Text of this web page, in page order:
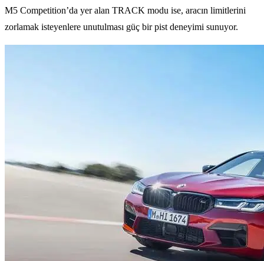
M5 Competition’da yer alan TRACK modu ise, aracın limitlerini
zorlamak isteyenlere unutulması güç bir pist deneyimi sunuyor.